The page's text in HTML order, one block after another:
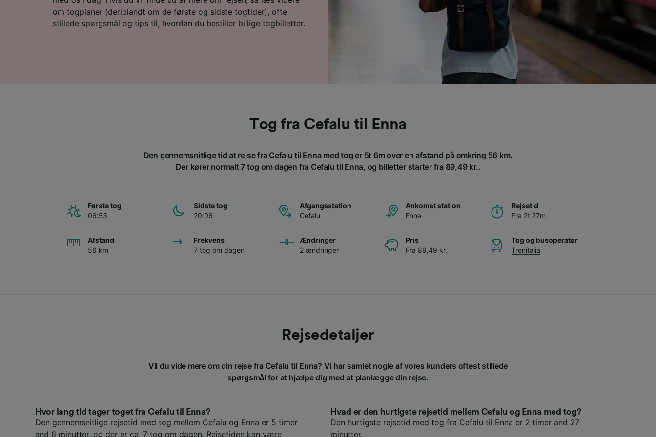
om togplaner (deriblandt om de første og sidste togtider), ofte
stillede spørgsmål og tips til, hvordan du bestiller billige togbilletter.
Tog fra Cefalu til Enna
Den gennemsnitlige tid at rejse fra Cefalu til Enna med tog er 5t 6m over en afstand på omkring 56 km.
Der kører normalt 7 tog om dagen fra Cefalu til Enna, og billetter starter fra 89,49 kr..
Første tog
06:53
Sidste tog
20:06
Afgangsstation
Cefalu
Ankomst station
Enna
Rejsetid
Fra 2t 27m
Afstand
56 km
Frekvens
7 tog om dagen
Ændringer
2 ændringer
Pris
Fra 89,49 kr.
Tog og busoperatør
Trenitalia
Rejsedetaljer
Vil du vide mere om din rejse fra Cefalu til Enna? Vi har samlet nogle af vores kunders oftest stillede
spørgsmål for at hjælpe dig med at planlægge din rejse.
Hvor lang tid tager toget fra Cefalu til Enna?
Den gennemsnitlige rejsetid med tog mellem Cefalu og Enna er 5 timer
and 6 minutter, og der er ca. 7 tog om dagen. Rejsetiden kan være
Hvad er den hurtigste rejsetid mellem Cefalu og Enna med tog?
Den hurtigste rejsetid med tog fra Cefalu til Enna er 2 timer and 27
minutter.